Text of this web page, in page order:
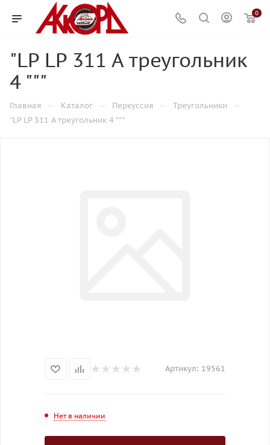
0
"LP LP 311 A треугольник
4 """
Главная — Каталог — Перкуссия — Треугольники —
"LP LP 311 A треугольник 4 """
Артикул: 19561
Нет в наличии